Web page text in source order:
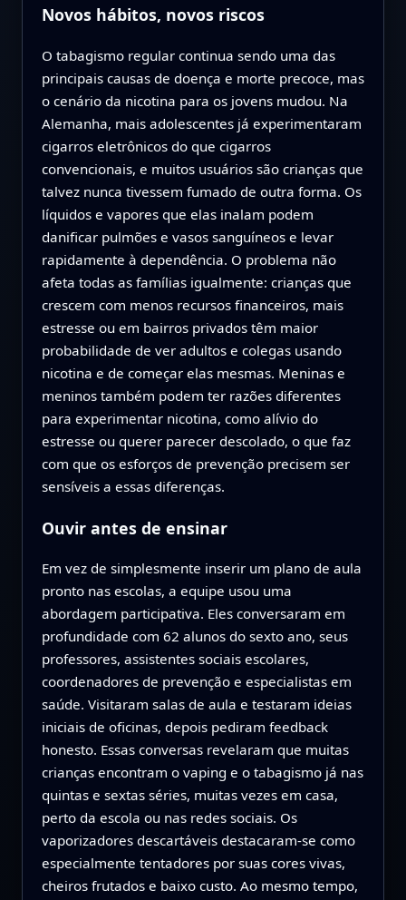
Novos hábitos, novos riscos
O tabagismo regular continua sendo uma das
principais causas de doença e morte precoce, mas
o cenário da nicotina para os jovens mudou. Na
Alemanha, mais adolescentes já experimentaram
cigarros eletrônicos do que cigarros
convencionais, e muitos usuários são crianças que
talvez nunca tivessem fumado de outra forma. Os
líquidos e vapores que elas inalam podem
danificar pulmões e vasos sanguíneos e levar
rapidamente à dependência. O problema não
afeta todas as famílias igualmente: crianças que
crescem com menos recursos financeiros, mais
estresse ou em bairros privados têm maior
probabilidade de ver adultos e colegas usando
nicotina e de começar elas mesmas. Meninas e
meninos também podem ter razões diferentes
para experimentar nicotina, como alívio do
estresse ou querer parecer descolado, o que faz
com que os esforços de prevenção precisem ser
sensíveis a essas diferenças.
Ouvir antes de ensinar
Em vez de simplesmente inserir um plano de aula
pronto nas escolas, a equipe usou uma
abordagem participativa. Eles conversaram em
profundidade com 62 alunos do sexto ano, seus
professores, assistentes sociais escolares,
coordenadores de prevenção e especialistas em
saúde. Visitaram salas de aula e testaram ideias
iniciais de oficinas, depois pediram feedback
honesto. Essas conversas revelaram que muitas
crianças encontram o vaping e o tabagismo já nas
quintas e sextas séries, muitas vezes em casa,
perto da escola ou nas redes sociais. Os
vaporizadores descartáveis destacaram-se como
especialmente tentadores por suas cores vivas,
cheiros frutados e baixo custo. Ao mesmo tempo,